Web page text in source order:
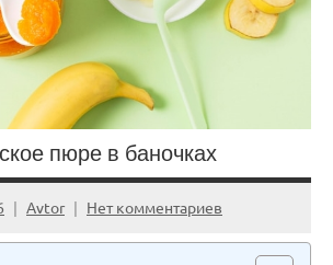
пюре в баночках
Avtor Нет комментариев